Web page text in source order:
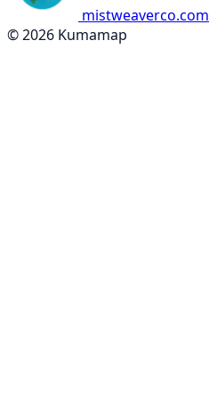
mistweaverco.com
© 2026 Kumamap